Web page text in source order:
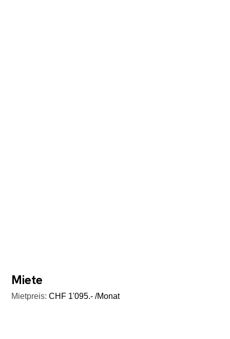
Miete
Mietpreis: CHF 1'095.- /Monat